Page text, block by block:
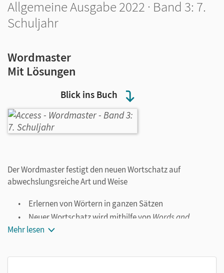
Blick ins Buch
Allgemeine Ausgabe 2022 · Band 3: 7.
Schuljahr
Wordmaster
Mit Lösungen
Der Wordmaster festigt den neuen Wortschatz auf
abwechslungsreiche Art und Weise
Erlernen von Wörtern in ganzen Sätzen
Neuer Wortschatz wird mithilfe von Words and
Phrases,
Eigenständige Übung und Vertiefung der im
Mehr lesen